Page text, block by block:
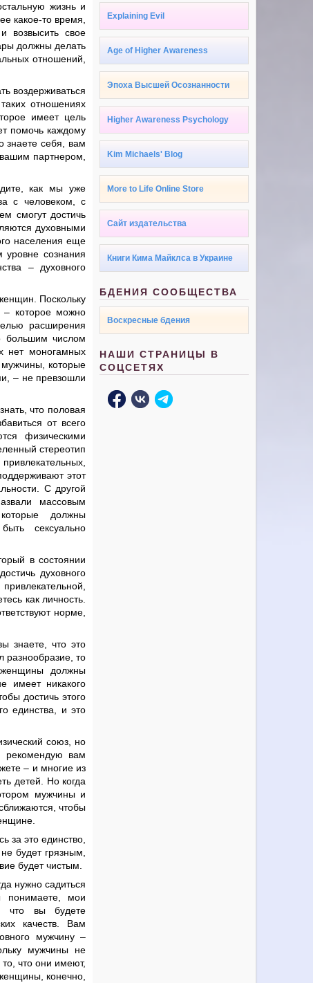
жизнь и
какое-то время,
возвысить свое
должны делать
отношений,
воздерживаться
отношениях
имеет цель
помочь каждому
знаете себя, вам
партнером,
как мы уже
с человеком, с
смогут достичь
духовными
населения еще
сознания
– духовного
Поскольку
– которое можно
расширения
большим числом
нет моногамных
которые
– не превзошли
что половая
от всего
физическими
стереотип
этот
С другой
массовым
должны
сексуально
в состоянии
духовного
как личность.
норме,
знаете, что это
то
женщины должны
имеет никакого
достичь этого
единства, и это
союз, но
рекомендую вам
– и многие из
детей. Но когда
мужчины и
чтобы
за это единство,
будет грязным,
будет чистым.
нужно садиться
понимаете, мои
что вы будете
качеств. Вам
мужчину –
мужчины не
что они имеют,
конечно,
Explaining Evil
Age of Higher Awareness
Эпоха Высшей Осознанности
Higher Awareness Psychology
Kim Michaels' Blog
More to Life Online Store
Сайт издательства
Книги Кима Майклса в Украине
БДЕНИЯ СООБЩЕСТВА
Воскресные бдения
НАШИ СТРАНИЦЫ В
СОЦСЕТЯХ